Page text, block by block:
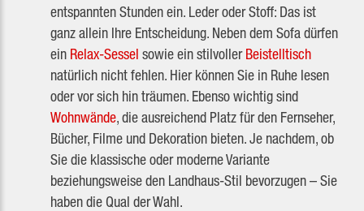
entspannten Stunden ein. Leder oder Stoff: Das ist
ganz allein Ihre Entscheidung. Neben dem Sofa dürfen
ein Relax-Sessel sowie ein stilvollerBeistelltisch
natürlich nicht fehlen. Hier können Sie in Ruhe lesen
oder vor sich hin träumen. Ebenso wichtig sind
Wohnwände, die ausreichend Platz für den Fernseher,
Bücher, Filme und Dekoration bieten. Je nachdem, ob
Sie die klassische oder moderne Variante
beziehungsweise den Landhaus-Stil bevorzugen – Sie
haben die Qual der Wahl.